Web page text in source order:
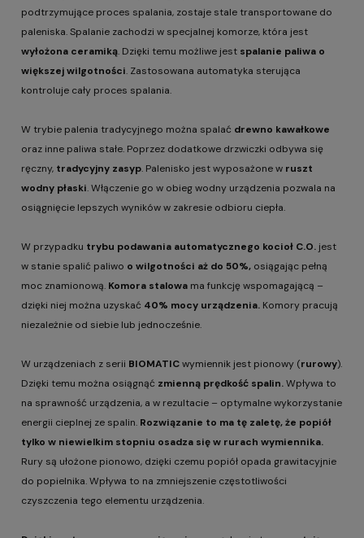
podtrzymujące proces spalania, zostaje stale transportowane do
paleniska. Spalanie zachodzi w specjalnej komorze, która jest
wyłożona ceramiką. Dzięki temu możliwe jest spalanie paliwa o
większej wilgotności. Zastosowana automatyka sterująca
kontroluje cały proces spalania.
W trybie palenia tradycyjnego można spalać drewno kawałkowe
oraz inne paliwa stałe. Poprzez dodatkowe drzwiczki odbywa się
ręczny, tradycyjny zasyp. Palenisko jest wyposażone w ruszt
wodny płaski. Włączenie go w obieg wodny urządzenia pozwala na
osiągnięcie lepszych wyników w zakresie odbioru ciepła.
W przypadku trybu podawania automatycznego kocioł C.O. jest
w stanie spalić paliwo o wilgotności aż do 50%, osiągając pełną
moc znamionową. Komora stalowa ma funkcję wspomagającą –
dzięki niej można uzyskać 40% mocy urządzenia. Komory pracują
niezależnie od siebie lub jednocześnie.
W urządzeniach z serii BIOMATICwymiennik jest pionowy (rurowy).
Dzięki temu można osiągnąć zmienną prędkość spalin.Wpływa to
na sprawność urządzenia, a w rezultacie – optymalne wykorzystanie
energii cieplnej ze spalin. Rozwiązanie to ma tę zaletę, że popiół
tylko w niewielkim stopniu osadza się w rurach wymiennika.
Rury są ułożone pionowo, dzięki czemu popiół opada grawitacyjnie
do popielnika. Wpływa to na zmniejszenie częstotliwości
czyszczenia tego elementu urządzenia.